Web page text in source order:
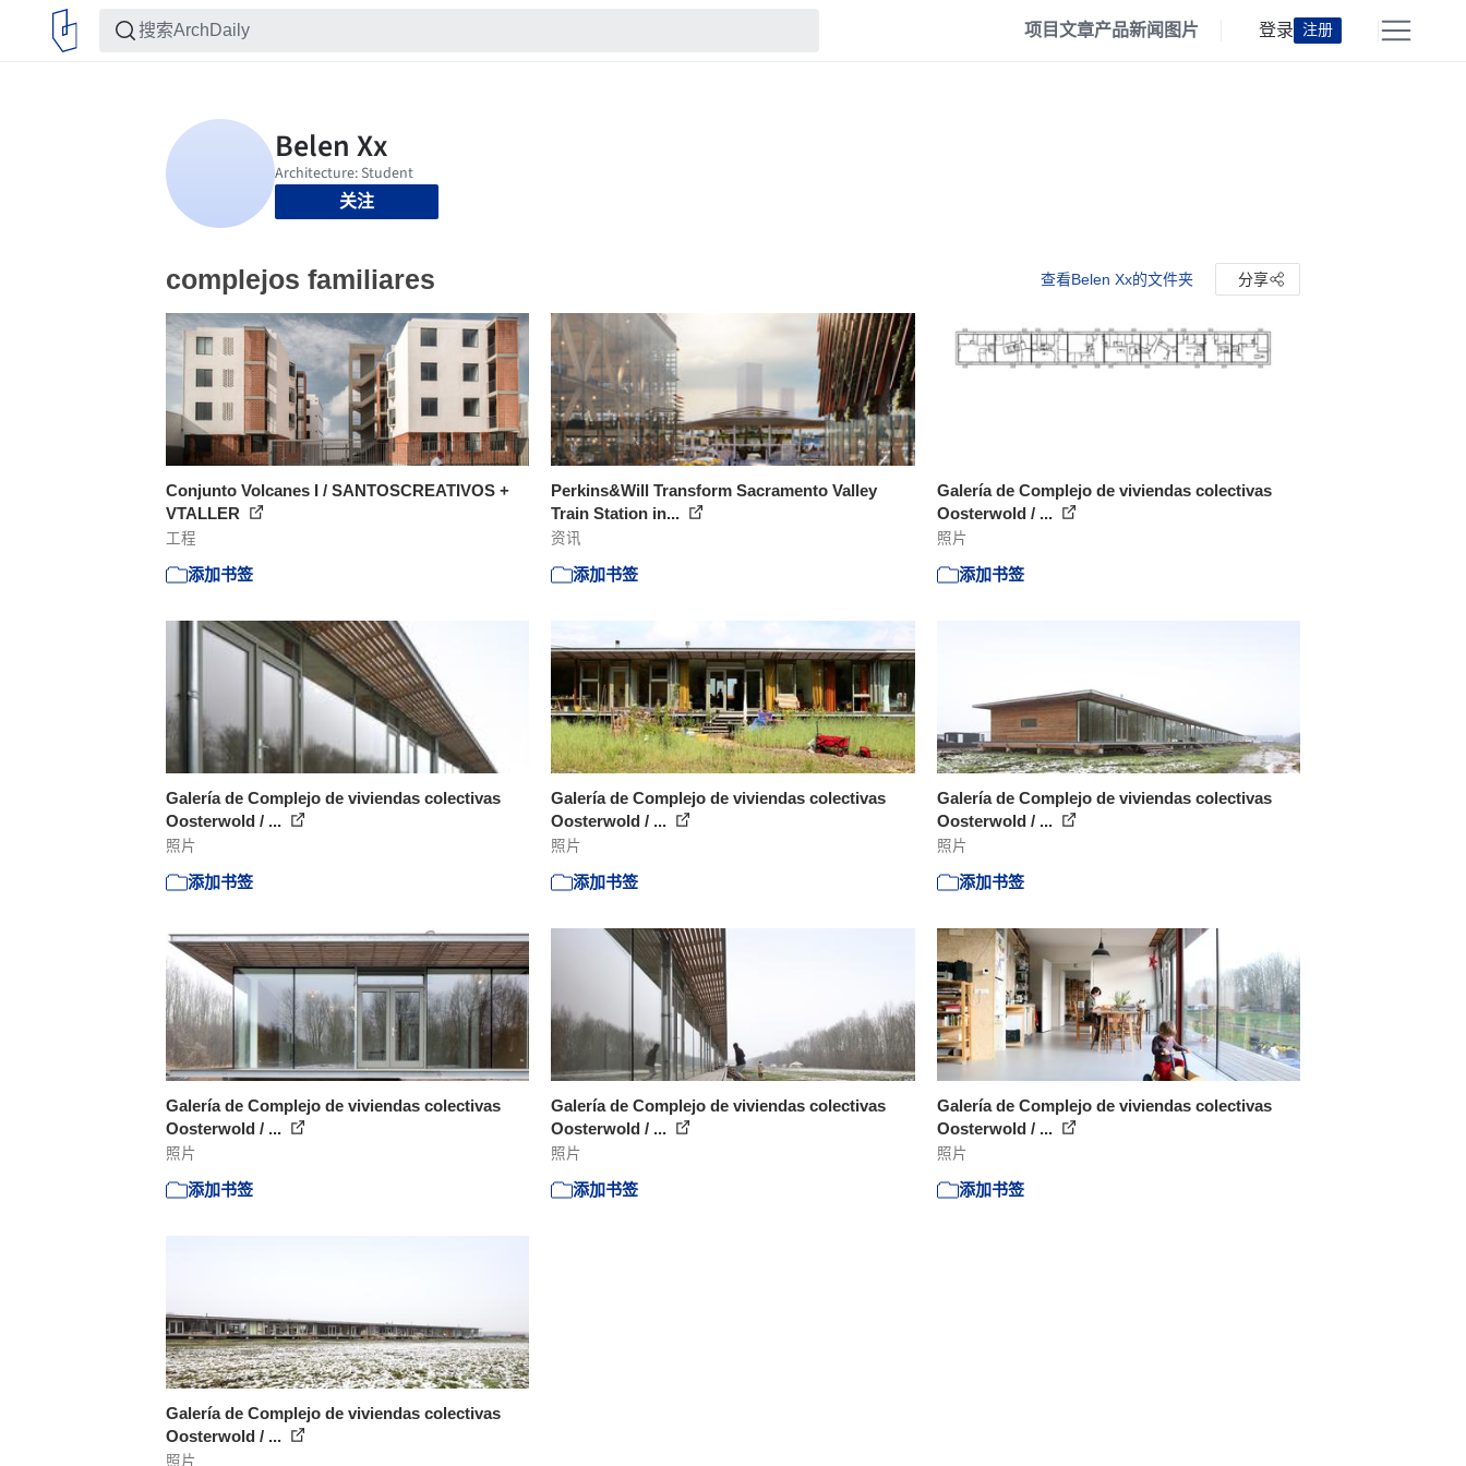
项目文章产品新闻 图片 登录 注册
关注
complejos familiares 查看Belen Xx的文件夹 分享
Conjunto Volcanes I / SANTOSCREATIVOS +
VTALLER
工程
添加书签
Perkins&Will Transform Sacramento Valley
Train Station in...
资讯
添加书签
Galería de Complejo de viviendas colectivas
Oosterwold / ...
照片
添加书签
Galería de Complejo de viviendas colectivas
Oosterwold / ...
照片
添加书签
Galería de Complejo de viviendas colectivas
Oosterwold / ...
照片
添加书签
Galería de Complejo de viviendas colectivas
Oosterwold / ...
照片
添加书签
Galería de Complejo de viviendas colectivas
Oosterwold / ...
照片
添加书签
Galería de Complejo de viviendas colectivas
Oosterwold / ...
照片
添加书签
Galería de Complejo de viviendas colectivas
Oosterwold / ...
照片
添加书签
Galería de Complejo de viviendas colectivas
Oosterwold / ...
照片